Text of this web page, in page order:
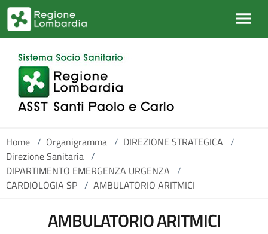
Salta al contenuto principale
Home / Organigramma / DIREZIONE STRATEGICA /
Direzione Sanitaria /
DIPARTIMENTO EMERGENZA URGENZA /
CARDIOLOGIA SP / AMBULATORIO ARITMICI
AMBULATORIO ARITMICI